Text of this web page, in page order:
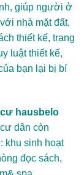
giúp người ở
nhà mặt đất,
thiết kế, trang
luật thiết kế,
bạn lại bị bí
hausbelo
dân còn
khu sinh hoạt
đọc sách,